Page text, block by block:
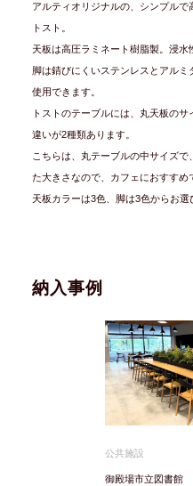
アルティオリジナルの、シンプルで
トスト。
天板は高圧ラミネート樹脂製。浸水
脚は錆びにくいステンレスとアル
使用できます。
トストのテーブルには、丸天板の
違いが2種類あります。
こちらは、丸テーブルの中サイズ
た大きさなので、カフェにおすすめ
天板カラーは3色、脚は3色からお選
納入事例
公共施設
御殿場市立図書館